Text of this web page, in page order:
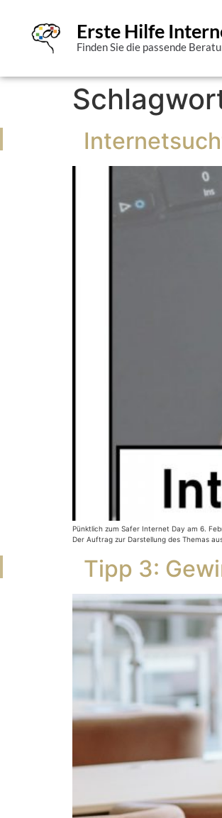
Erste Hilfe
Finden Sie die passende
Pünktlich zum Safer Internet Day am 6.
Der Auftrag zur Darstellung des Themas
Tipp 3: